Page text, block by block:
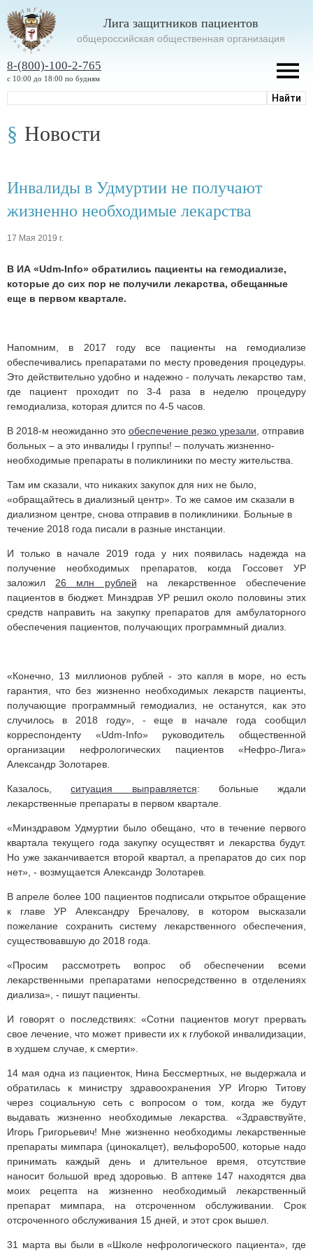
Лига защитников пациентов
oбщероссийская общественная организация
8-(800)-100-2-765
с 10:00 до 18:00 по будням
Новости
Инвалиды в Удмуртии не получают
жизненно необходимые лекарства
17 Мая 2019 г.
В ИА «Udm-Info» обратились пациенты на гемодиализе,
которые до сих пор не получили лекарства, обещанные
еще в первом квартале.
Напомним, в 2017 году все пациенты на гемодиализе
обеспечивались препаратами по месту проведения процедуры.
Это действительно удобно и надежно - получать лекарство там,
где пациент проходит по 3-4 раза в неделю процедуру
гемодиализа, которая длится по 4-5 часов.
В 2018-м неожиданно это обеспечение резко урезали , отправив
больных – а это инвалиды I группы! – получать жизненно-
необходимые препараты в поликлиники по месту жительства.
Там им сказали, что никаких закупок для них не было,
«обращайтесь в диализный центр». То же самое им сказали в
диализном центре, снова отправив в поликлиники. Больные в
течение 2018 года писали в разные инстанции.
И только в начале 2019 года у них появилась надежда на
получение необходимых препаратов, когда Госсовет УР
заложил 26 млн рублей на лекарственное обеспечение
пациентов в бюджет. Минздрав УР решил около половины этих
средств направить на закупку препаратов для амбулаторного
обеспечения пациентов, получающих программный диализ.
«Конечно, 13 миллионов рублей - это капля в море, но есть
гарантия, что без жизненно необходимых лекарств пациенты,
получающие программный гемодиализ, не останутся, как это
случилось в 2018 году», - еще в начале года сообщил
корреспонденту «Udm-Info» руководитель общественной
организации нефрологических пациентов «Нефро-Лига»
Александр Золотарев.
Казалось,ситуация выправляется: больные ждали
лекарственные препараты в первом квартале.
«Минздравом Удмуртии было обещано, что в течение первого
квартала текущего года закупку осуществят и лекарства будут.
Но уже заканчивается второй квартал, а препаратов до сих пор
нет», - возмущается Александр Золотарев.
В апреле более 100 пациентов подписали открытое обращение
к главе УР Александру Бречалову, в котором высказали
пожелание сохранить систему лекарственного обеспечения,
существовавшую до 2018 года.
«Просим рассмотреть вопрос об обеспечении всеми
лекарственными препаратами непосредственно в отделениях
диализа», - пишут пациенты.
И говорят о последствиях: «Сотни пациентов могут прервать
свое лечение, что может привести их к глубокой инвалидизации,
в худшем случае, к смерти».
14 мая одна из пациенток, Нина Бессмертных, не выдержала и
обратилась к министру здравоохранения УР Игорю Титову
через социальную сеть с вопросом о том, когда же будут
выдавать жизненно необходимые лекарства. «Здравствуйте,
Игорь Григорьевич! Мне жизненно необходимы лекарственные
препараты мимпара (цинокалцет), вельфоро500, которые надо
принимать каждый день и длительное время, отсутствие
наносит большой вред здоровью. В аптеке 147 находятся два
моих рецепта на жизненно необходимый лекарственный
препарат мимпара, на отсроченном обслуживании. Срок
отсроченного обслуживания 15 дней, и этот срок вышел.
31 марта вы были в «Школе нефрологического пациента», где